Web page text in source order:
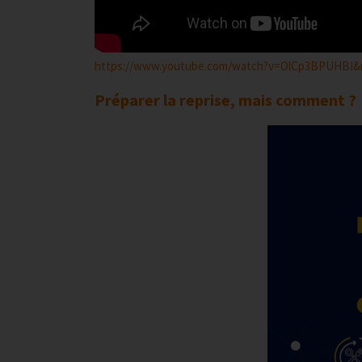
https://www.youtube.com/
Préparer la reprise, mais comment ?